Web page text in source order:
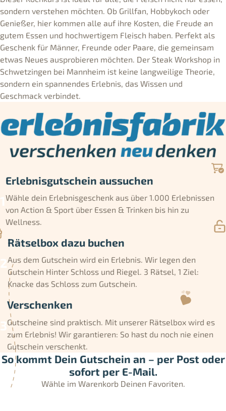
sondern verstehen möchten. Ob Grillfan, Hobbykoch oder
Genießer, hier kommen alle auf ihre Kosten, die Freude an
gutem Essen und hochwertigem Fleisch haben. Perfekt als
Geschenk für Männer, Freunde oder Paare, die gemeinsam
etwas Neues ausprobieren möchten. Der Steak Workshop in
Schwetzingen bei Mannheim ist keine langweilige Theorie,
sondern ein spannendes Erlebnis, das Wissen und
Geschmack verbindet.
Erlebnisgutschein aussuchen
Wähle dein Erlebnisgeschenk aus über 1.000 Erlebnissen
von Action & Sport über Essen & Trinken bis hin zu
Wellness.
Rätselbox dazu buchen
Aus dem Gutschein wird ein Erlebnis. Wir legen den
Gutschein Hinter Schloss und Riegel. 3 Rätsel, 1 Ziel:
Knacke das Schloss zum Gutschein.
Verschenken
Gutscheine sind praktisch. Mit unserer Rätselbox wird es
zum Erlebnis! Wir garantieren: So hast du noch nie einen
Gutschein verschenkt.
So kommt Dein Gutschein an – per Post oder
sofort per E-Mail.
Wähle im Warenkorb Deinen Favoriten.